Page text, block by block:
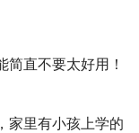
直不要太好用！
家里有小孩上学的